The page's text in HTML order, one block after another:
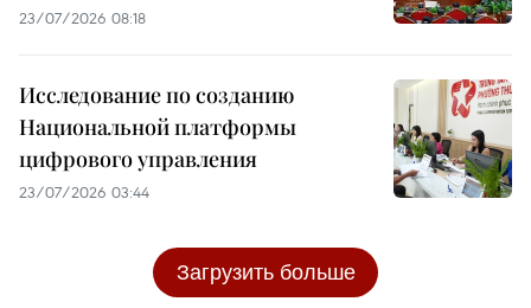
23/07/2026 08:18
Исследование по созданию
Национальной платформы
цифрового управления
23/07/2026 03:44
Загрузить больше